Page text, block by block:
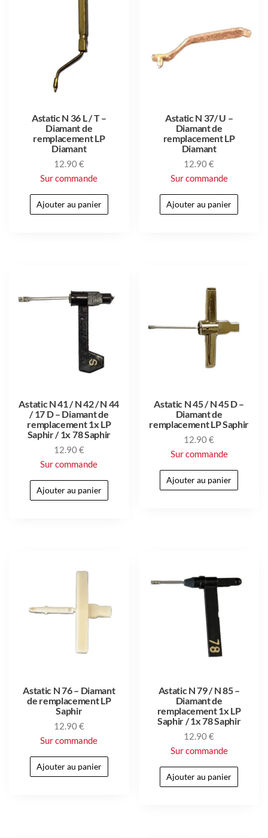
Astatic N 36 L / T –
Diamant de
remplacement LP
Diamant
12.90€
Sur commande
Ajouter au panier
Astatic N 37/ U –
Diamant de
remplacement LP
Diamant
12.90€
Sur commande
Ajouter au panier
Astatic N 41 / N 42 / N 44
/ 17 D – Diamant de
remplacement 1x LP
Saphir / 1x 78 Saphir
12.90€
Sur commande
Ajouter au panier
Astatic N 45 / N 45 D –
Diamant de
remplacement LP Saphir
12.90€
Sur commande
Ajouter au panier
Astatic N 76 – Diamant
de remplacement LP
Saphir
12.90€
Sur commande
Ajouter au panier
Astatic N 79 / N 85 –
Diamant de
remplacement 1x LP
Saphir / 1x 78 Saphir
12.90€
Sur commande
Ajouter au panier